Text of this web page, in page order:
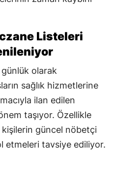
Listeleri
olarak
sağlık hizmetlerine
ilan edilen
taşıyor. Özellikle
kişilerin güncel nöbetçi
etmeleri tavsiye ediliyor.